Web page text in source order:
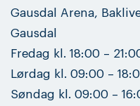
Gausdal Arena,
Gausdal
Fredag kl. 18:00 –
Lørdag kl. 09:00 –
Søndag kl. 09:00 –